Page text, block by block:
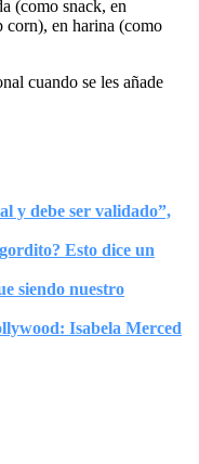
(como snack, en
corn), en harina (como
cuando se les añade
y debe ser validado”,
Esto dice un
siendo nuestro
Isabela Merced